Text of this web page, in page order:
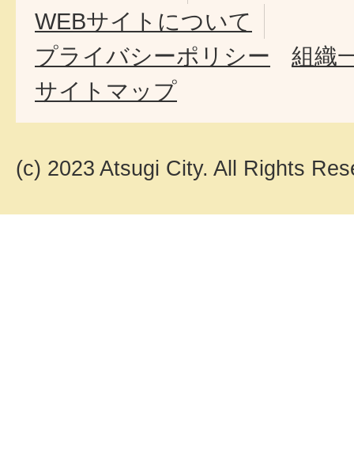
WEBサイトについて
プライバシーポリシー
組織
サイトマップ
(c) 2023 Atsugi City. All Rights